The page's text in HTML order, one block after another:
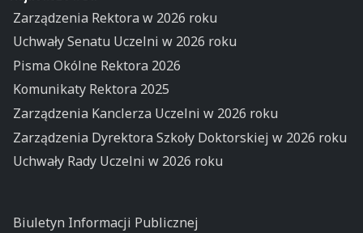
Zarządzenia Rektora w 2026 roku
Uchwały Senatu Uczelni w 2026 roku
Pisma Okólne Rektora 2026
Komunikaty Rektora 2025
Zarządzenia Kanclerza Uczelni w 2026 roku
Zarządzenia Dyrektora Szkoły Doktorskiej w 2026 roku
Uchwały Rady Uczelni w 2026 roku
Biuletyn Informacji Publicznej